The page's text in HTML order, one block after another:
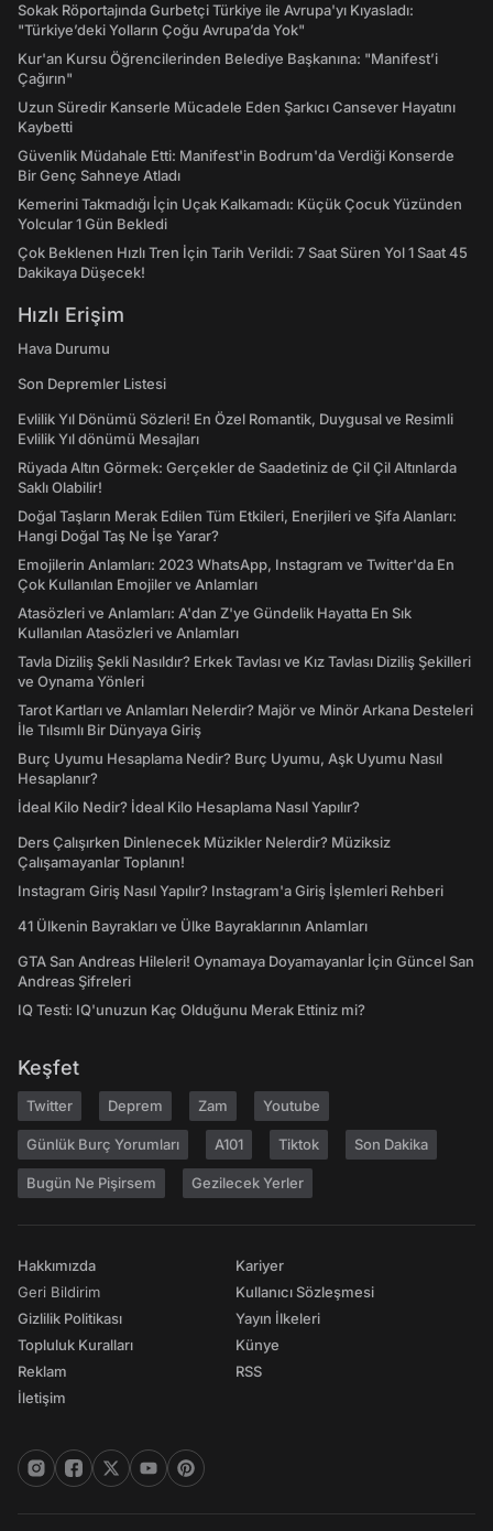
Sokak Röportajında Gurbetçi Türkiye ile Avrupa'yı Kıyasladı:
"Türkiye’deki Yolların Çoğu Avrupa’da Yok"
Kur'an Kursu Öğrencilerinden Belediye Başkanına: "Manifest’i
Çağırın"
Uzun Süredir Kanserle Mücadele Eden Şarkıcı Cansever Hayatını
Kaybetti
Güvenlik Müdahale Etti: Manifest'in Bodrum'da Verdiği Konserde
Bir Genç Sahneye Atladı
Kemerini Takmadığı İçin Uçak Kalkamadı: Küçük Çocuk Yüzünden
Yolcular 1 Gün Bekledi
Çok Beklenen Hızlı Tren İçin Tarih Verildi: 7 Saat Süren Yol 1 Saat 45
Dakikaya Düşecek!
Hızlı Erişim
Hava Durumu
Son Depremler Listesi
Evlilik Yıl Dönümü Sözleri! En Özel Romantik, Duygusal ve Resimli
Evlilik Yıl dönümü Mesajları
Rüyada Altın Görmek: Gerçekler de Saadetiniz de Çil Çil Altınlarda
Saklı Olabilir!
Doğal Taşların Merak Edilen Tüm Etkileri, Enerjileri ve Şifa Alanları:
Hangi Doğal Taş Ne İşe Yarar?
Emojilerin Anlamları: 2023 WhatsApp, Instagram ve Twitter'da En
Çok Kullanılan Emojiler ve Anlamları
Atasözleri ve Anlamları: A'dan Z'ye Gündelik Hayatta En Sık
Kullanılan Atasözleri ve Anlamları
Tavla Diziliş Şekli Nasıldır? Erkek Tavlası ve Kız Tavlası Diziliş Şekilleri
ve Oynama Yönleri
Tarot Kartları ve Anlamları Nelerdir? Majör ve Minör Arkana Desteleri
İle Tılsımlı Bir Dünyaya Giriş
Burç Uyumu Hesaplama Nedir? Burç Uyumu, Aşk Uyumu Nasıl
Hesaplanır?
İdeal Kilo Nedir? İdeal Kilo Hesaplama Nasıl Yapılır?
Ders Çalışırken Dinlenecek Müzikler Nelerdir? Müziksiz
Çalışamayanlar Toplanın!
Instagram Giriş Nasıl Yapılır? Instagram'a Giriş İşlemleri Rehberi
41 Ülkenin Bayrakları ve Ülke Bayraklarının Anlamları
GTA San Andreas Hileleri! Oynamaya Doyamayanlar İçin Güncel San
Andreas Şifreleri
IQ Testi: IQ'unuzun Kaç Olduğunu Merak Ettiniz mi?
Keşfet
Twitter Deprem Zam Youtube
Günlük Burç Yorumları A101 Tiktok Son Dakika
Bugün Ne Pişirsem Gezilecek Yerler
Hakkımızda
Geri Bildirim
Gizlilik Politikası
Topluluk Kuralları
Reklam
İletişim
Kariyer
Kullanıcı Sözleşmesi
Yayın İlkeleri
Künye
RSS